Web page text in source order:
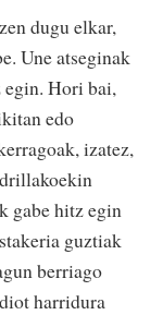
dugu elkar,
Une atseginak
egin. Hori bai,
edo
izatez,
gabe hitz egin
guztiak
berriago
harridura